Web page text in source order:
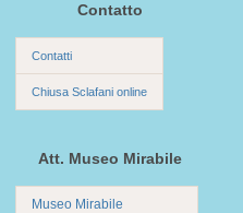
Contatto
Contatti
Chiusa Sclafani online
Att. Museo Mirabile
Museo Mirabile